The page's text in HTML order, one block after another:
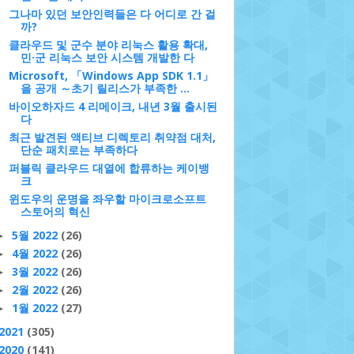
그나마 있던 보안인력들은 다 어디로 간 걸
까?
클라우드 및 군수 분야 리눅스 활용 확대,
민·군 리눅스 보안 시스템 개발한 다
Microsoft, 「Windows App SDK 1.1」
을 공개 ～초기 릴리스가 부족한 ...
바이오하자드 4 리메이크, 내년 3월 출시된
다
최근 발견된 액티브 디렉토리 취약점 대처,
단순 패치로는 부족하다
퍼블릭 클라우드 대열에 합류하는 케이뱅
크
윈도우의 운명을 좌우할 마이크로소프트
스토어의 혁신
5월 2022 (26)
4월 2022 (26)
3월 2022 (26)
2월 2022 (26)
1월 2022 (27)
(305)
(141)